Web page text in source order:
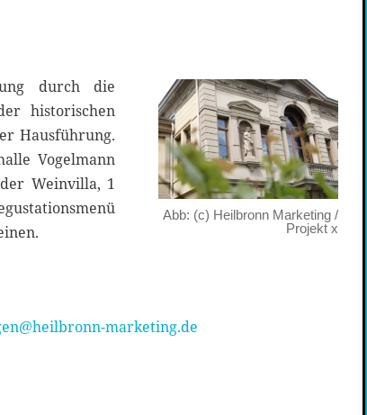
Abb: (c) Heilbronn Marketing /
Projekt x
durch die
historischen
Hausführung.
Vogelmann
Weinvilla, 1
marketing.de